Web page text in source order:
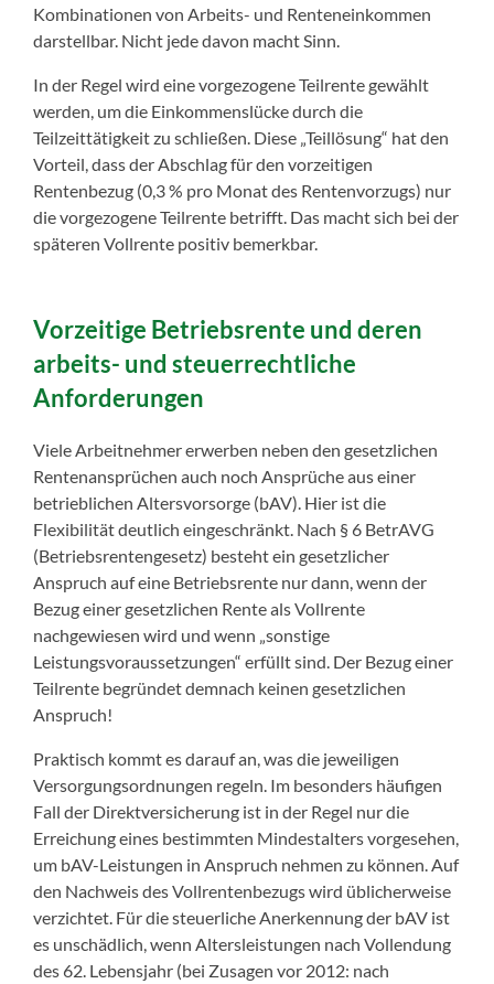
Kombinationen von Arbeits- und Renteneinkommen
darstellbar. Nicht jede davon macht Sinn.
In der Regel wird eine vorgezogene Teilrente gewählt
werden, um die Einkommenslücke durch die
Teilzeittätigkeit zu schließen. Diese „Teillösung“ hat den
Vorteil, dass der Abschlag für den vorzeitigen
Rentenbezug (0,3 % pro Monat des Rentenvorzugs) nur
die vorgezogene Teilrente betrifft. Das macht sich bei der
späteren Vollrente positiv bemerkbar.
Vorzeitige Betriebsrente und deren
arbeits- und steuerrechtliche
Anforderungen
Viele Arbeitnehmer erwerben neben den gesetzlichen
Rentenansprüchen auch noch Ansprüche aus einer
betrieblichen Altersvorsorge (bAV). Hier ist die
Flexibilität deutlich eingeschränkt. Nach § 6 BetrAVG
(Betriebsrentengesetz) besteht ein gesetzlicher
Anspruch auf eine Betriebsrente nur dann, wenn der
Bezug einer gesetzlichen Rente als Vollrente
nachgewiesen wird und wenn „sonstige
Leistungsvoraussetzungen“ erfüllt sind. Der Bezug einer
Teilrente begründet demnach keinen gesetzlichen
Anspruch!
Praktisch kommt es darauf an, was die jeweiligen
Versorgungsordnungen regeln. Im besonders häufigen
Fall der Direktversicherung ist in der Regel nur die
Erreichung eines bestimmten Mindestalters vorgesehen,
um bAV-Leistungen in Anspruch nehmen zu können. Auf
den Nachweis des Vollrentenbezugs wird üblicherweise
verzichtet. Für die steuerliche Anerkennung der bAV ist
es unschädlich, wenn Altersleistungen nach Vollendung
des 62. Lebensjahr (bei Zusagen vor 2012: nach